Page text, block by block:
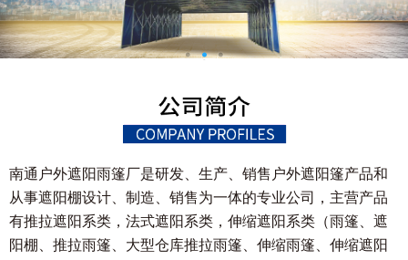
南通户外遮阳雨篷厂是研发、生产、销售户外遮阳篷产品和
从事遮阳棚设计、制造、销售为一体的专业公司，主营产品
有推拉遮阳系类，法式遮阳系类，伸缩遮阳系类（雨篷、遮
阳棚、推拉雨篷、大型仓库推拉雨篷、伸缩雨篷、伸缩遮阳